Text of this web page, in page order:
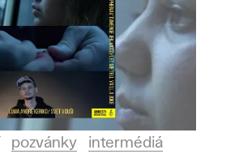
pozvánky intermédiá